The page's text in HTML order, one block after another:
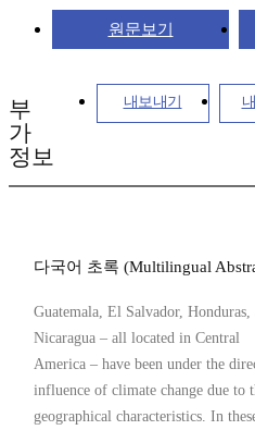
원문보기
내보내기
부
가
정보
다국어 초록 (Multilingual
Guatemala, El Salvador, Honduras,
Nicaragua – all located in Central
America – have been under the
influence of climate change due to
geographical characteristics. In